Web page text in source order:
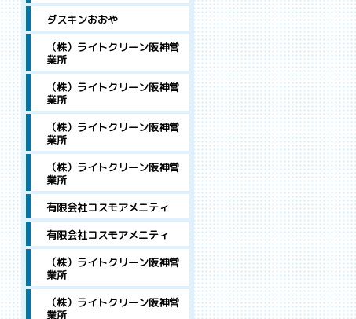
ダスキンおおや
（株）ライトクリーン阪神営
業所
（株）ライトクリーン阪神営
業所
（株）ライトクリーン阪神営
業所
（株）ライトクリーン阪神営
業所
有限会社コスモアメニティ
有限会社コスモアメニティ
（株）ライトクリーン阪神営
業所
（株）ライトクリーン阪神営
業所